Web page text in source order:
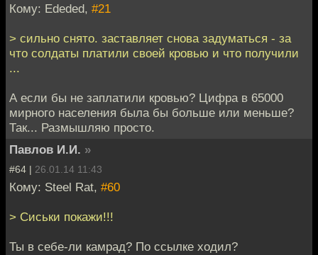
Кому: Ededed, #21
> сильно снято. заставляет снова задуматься - за
что солдаты платили своей кровью и что получили
...
А если бы не заплатили кровью? Цифра в 65000
мирного населения была бы больше или меньше?
Так... Размышляю просто.
Павлов И.И. »
#64 | 26.01.14 11:43
Кому: Steel Rat, #60
> Сиськи покажи!!!
Ты в себе-ли камрад? По ссылке ходил?